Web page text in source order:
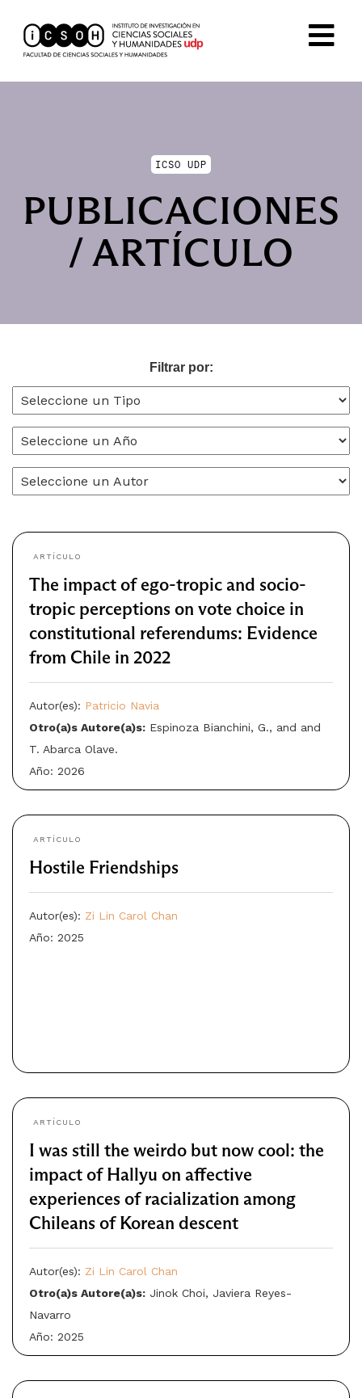
ICSO UDP
PUBLICACIONES
/ ARTÍCULO
Filtrar por:
ARTÍCULO
The impact of ego-tropic and socio-
tropic perceptions on vote choice in
constitutional referendums: Evidence
from Chile in 2022
Autor(es): Patricio Navia
Otro(a)s Autore(a)s: Espinoza Bianchini, G., and and
T. Abarca Olave.
Año: 2026
ARTÍCULO
Hostile Friendships
Autor(es): Zi Lin Carol Chan
Año: 2025
ARTÍCULO
I was still the weirdo but now cool: the
impact of Hallyu on affective
experiences of racialization among
Chileans of Korean descent
Autor(es): Zi Lin Carol Chan
Otro(a)s Autore(a)s: Jinok Choi, Javiera Reyes-
Navarro
Año: 2025